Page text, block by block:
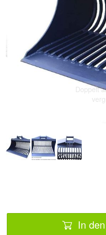
Doppelt
In